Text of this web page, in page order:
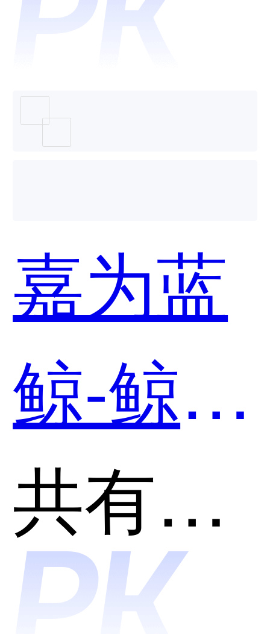
(CMP)
和云霁
科技-
一体化
嘉为蓝
鲸-鲸翼
•多云管
理平台
共有分类：云管理平台(CMP)